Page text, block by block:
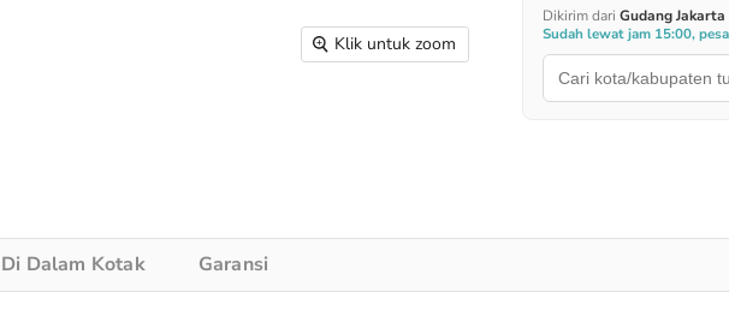
Klik untuk zoom
Dikirim dari Gudang
Sudah lewat jam 15:00,
Di Dalam Kotak Garansi